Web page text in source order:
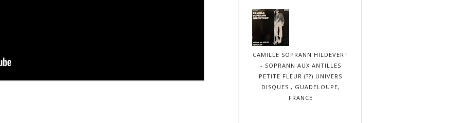
CAMILLE SOPRANN HILDEVERT
- SOPRANN AUX ANTILLES
PETITE FLEUR (??) UNIVERS
DISQUES , GUADELOUPE,
FRANCE